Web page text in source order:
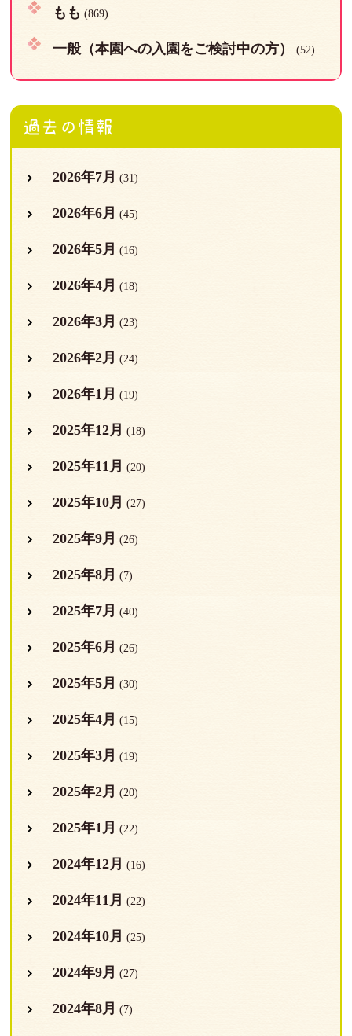
もも (869)
一般（本園への入園をご検討中の方） (52)
過去の情報
2026年7月 (31)
2026年6月 (45)
2026年5月 (16)
2026年4月 (18)
2026年3月 (23)
2026年2月 (24)
2026年1月 (19)
2025年12月 (18)
2025年11月 (20)
2025年10月 (27)
2025年9月 (26)
2025年8月 (7)
2025年7月 (40)
2025年6月 (26)
2025年5月 (30)
2025年4月 (15)
2025年3月 (19)
2025年2月 (20)
2025年1月 (22)
2024年12月 (16)
2024年11月 (22)
2024年10月 (25)
2024年9月 (27)
2024年8月 (7)